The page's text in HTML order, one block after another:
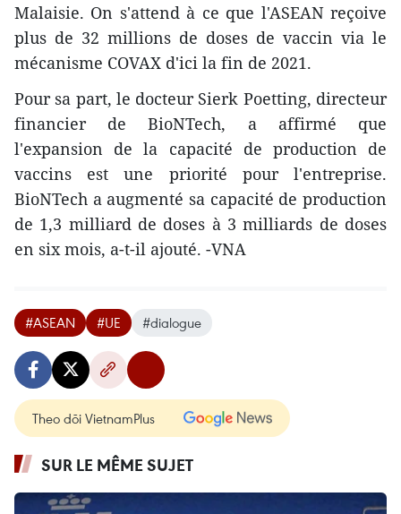
Malaisie. On s'attend à ce que l'ASEAN reçoive
plus de 32 millions de doses de vaccin via le
mécanisme COVAX d'ici la fin de 2021.
Pour sa part, le docteur Sierk Poetting, directeur
financier de BioNTech, a affirmé que
l'expansion de la capacité de production de
vaccins est une priorité pour l'entreprise.
BioNTech a augmenté sa capacité de production
de 1,3 milliard de doses à 3 milliards de doses
en six mois, a-t-il ajouté. -VNA
#ASEAN #UE #dialogue
Theo dõi VietnamPlus
SUR LE MÊME SUJET